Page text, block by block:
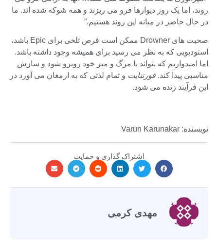
روند، اما یک روز دیوارها فرو می ریزند و همه شوکه شده اند. ما
در حال حاضر در میانه این روند هستیم.”
صحبت های Drowner ممکن است قرص تلخی برای Epic باشد،
استودیویی که به نظر می رسید برای همیشه وجود داشته باشد.
اما امیدواریم که بتواند با مرگ و میر خود روبرو شود و سازش
مناسبی پیدا کند. فورتنایت و تمام لذتی که به ارمغان می آورد در
این فرآیند زنده می شود.
نویسنده: Varun Karunakar
اشتراک گذاری و حمایت
مهدی کرمی